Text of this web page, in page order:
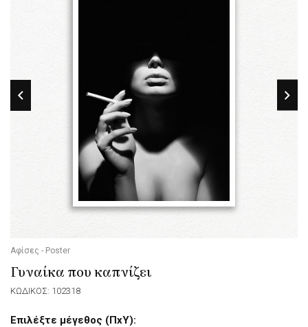
Αφίσες - Poster
Γυναίκα που καπνίζει
ΚΩΔΙΚΟΣ: 102318
Επιλέξτε μέγεθος (ΠxΥ):